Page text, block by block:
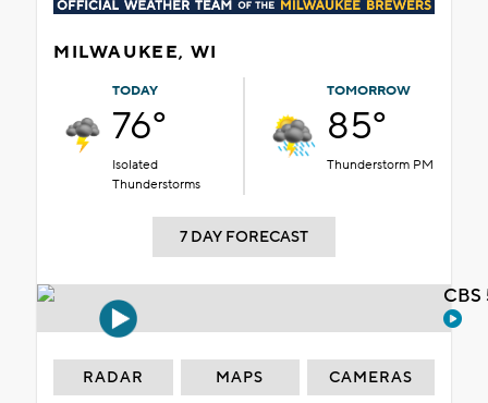
MILWAUKEE, WI
TODAY
76°
Isolated
Thunderstorms
TOMORROW
85°
Thunderstorm PM
7 DAY FORECAST
RADAR MAPS CAMERAS